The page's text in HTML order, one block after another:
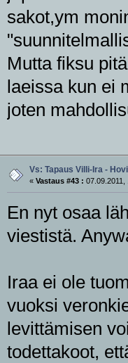
sakot,ym
Mutta fiksu
laeissa kun ei
joten
Vs: Tapaus Villi-Ira -
« Vastaus #43 : 07.09.2011,
En nyt osaa
viestistä.
Iraa ei ole
vuoksi
levittämisen
todettakoot,